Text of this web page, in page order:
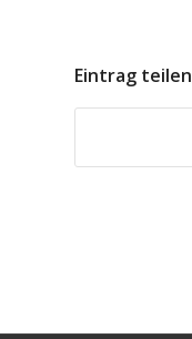
Eintrag teilen